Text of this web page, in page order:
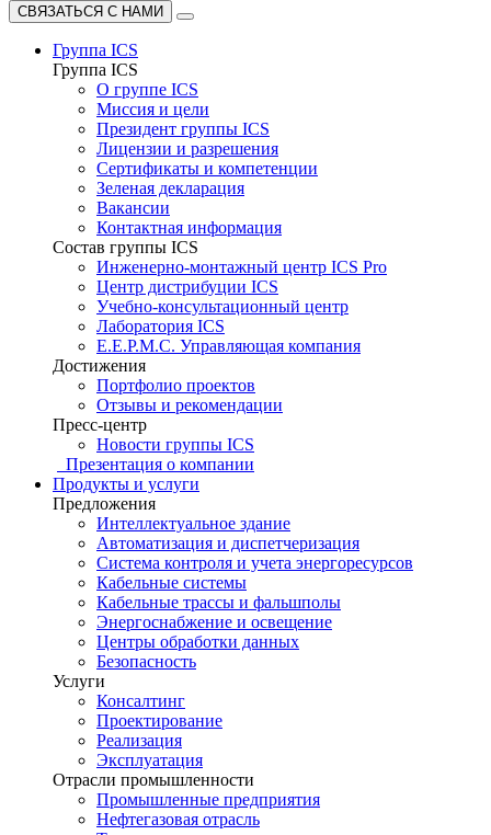
СВЯЗАТЬСЯ С НАМИ
Группа ICS
Группа ICS
О группе ICS
Миссия и цели
Президент группы ICS
Лицензии и разрешения
Сертификаты и компетенции
Зеленая декларация
Вакансии
Контактная информация
Состав группы ICS
Инженерно-монтажный центр ICS Pro
Центр дистрибуции ICS
Учебно-консультационный центр
Лаборатория ICS
E.E.P.M.C. Управляющая компания
Достижения
Портфолио проектов
Отзывы и рекомендации
Пресс-центр
Новости группы ICS
Презентация о компании
Продукты и услуги
Предложения
Интеллектуальное здание
Автоматизация и диспетчеризация
Система контроля и учета энергоресурсов
Кабельные системы
Кабельные трассы и фальшполы
Энергоснабжение и освещение
Центры обработки данных
Безопасность
Услуги
Консалтинг
Проектирование
Реализация
Эксплуатация
Отрасли промышленности
Промышленные предприятия
Нефтегазовая отрасль